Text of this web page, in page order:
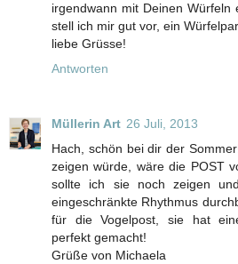
irgendwann mit Deinen Würfeln
stell ich mir gut vor, ein
liebe Grüsse!
Antworten
Müllerin Art 26 Juli, 2013
Hach, schön bei dir der
zeigen würde, wäre die POST
sollte ich sie noch zeigen
eingeschränkte Rhythmus
für die Vogelpost, sie hat
perfekt gemacht!
Grüße von Michaela